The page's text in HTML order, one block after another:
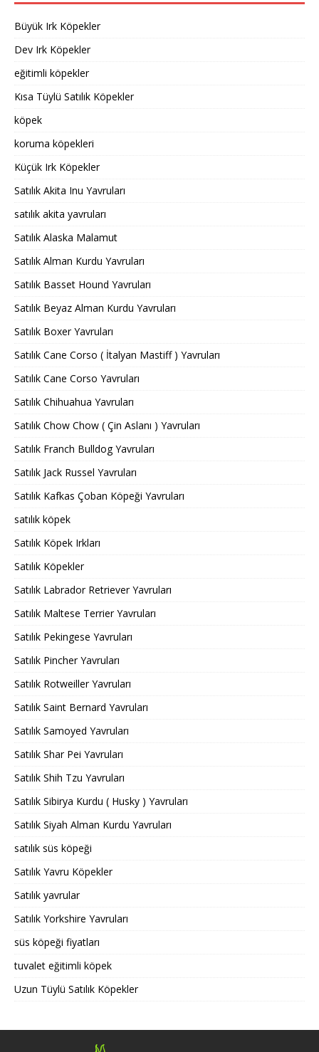
Büyük Irk Köpekler
Dev Irk Köpekler
eğitimli köpekler
Kısa Tüylü Satılık Köpekler
köpek
koruma köpekleri
Küçük Irk Köpekler
Satılık Akita Inu Yavruları
satılık akita yavruları
Satılık Alaska Malamut
Satılık Alman Kurdu Yavruları
Satılık Basset Hound Yavruları
Satılık Beyaz Alman Kurdu Yavruları
Satılık Boxer Yavruları
Satılık Cane Corso ( İtalyan Mastiff ) Yavruları
Satılık Cane Corso Yavruları
Satılık Chihuahua Yavruları
Satılık Chow Chow ( Çin Aslanı ) Yavruları
Satılık Franch Bulldog Yavruları
Satılık Jack Russel Yavruları
Satılık Kafkas Çoban Köpeği Yavruları
satılık köpek
Satılık Köpek Irkları
Satılık Köpekler
Satılık Labrador Retriever Yavruları
Satılık Maltese Terrier Yavruları
Satılık Pekingese Yavruları
Satılık Pincher Yavruları
Satılık Rotweiller Yavruları
Satılık Saint Bernard Yavruları
Satılık Samoyed Yavruları
Satılık Shar Pei Yavruları
Satılık Shih Tzu Yavruları
Satılık Sibirya Kurdu ( Husky ) Yavruları
Satılık Siyah Alman Kurdu Yavruları
satılık süs köpeği
Satılık Yavru Köpekler
Satılık yavrular
Satılık Yorkshire Yavruları
süs köpeği fiyatları
tuvalet eğitimli köpek
Uzun Tüylü Satılık Köpekler